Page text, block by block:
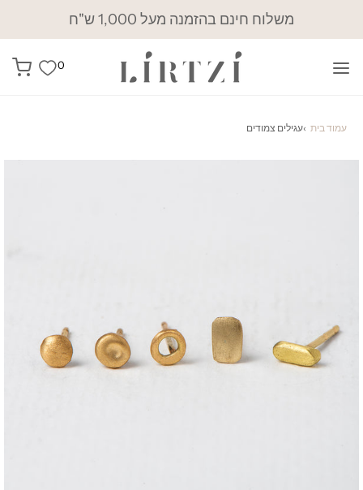
משלוח חינם בהזמנה מעל 1,000 ש"ח
0
עמוד בית ›עגילים צמודים